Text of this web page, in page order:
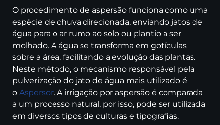
O procedimento de aspersão funciona como uma
espécie de chuva direcionada, enviando jatos de
água para o ar rumo ao solo ou plantio a ser
molhado. A água se transforma em gotículas
sobre a área, facilitando a evolução das plantas.
Neste método, o mecanismo responsável pela
pulverização do jato de água mais utilizado é
o Aspersor. A irrigação por aspersão é comparada
a um processo natural, por isso, pode ser utilizada
em diversos tipos de culturas e tipografias.